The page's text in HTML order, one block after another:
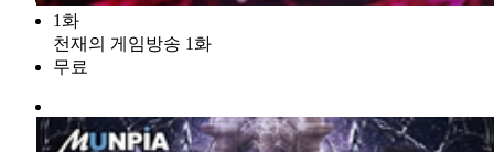
1화
천재의 게임방송 1화
무료